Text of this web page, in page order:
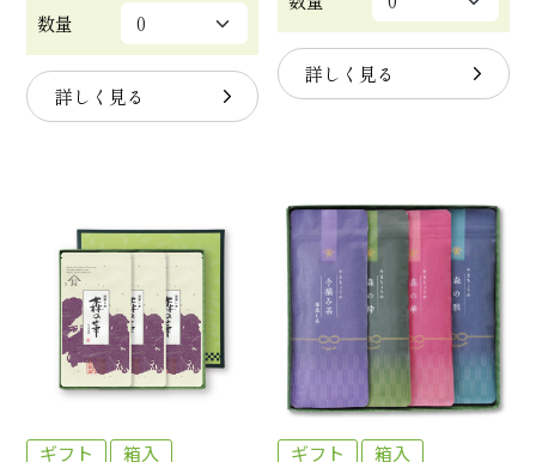
数量
詳しく見る
詳しく見る
ギフト
箱入
ギフト
箱入